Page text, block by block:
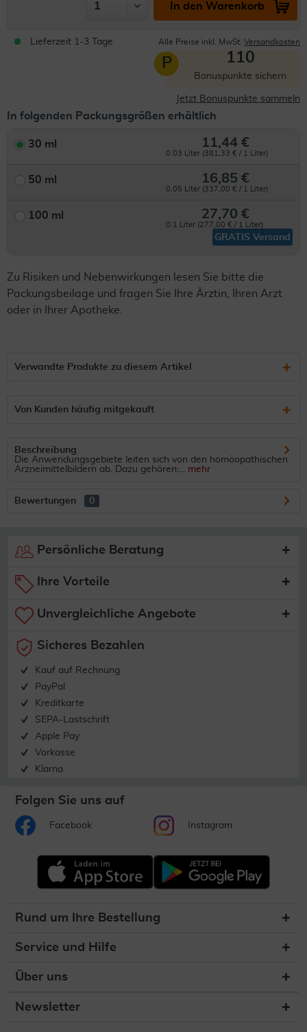
In den Warenkorb
Lieferzeit 1-3 Tage Alle Preise inkl. MwSt. Versandkosten
P 110
Bonuspunkte sichern
Jetzt Bonuspunkte sammeln
In folgenden Packungsgrößen erhältlich
30 ml 11,44 €
0.03 Liter (381,33 € / 1 Liter)
50 ml 16,85 €
0.05 Liter (337,00 € / 1 Liter)
100 ml 27,70 €
0.1 Liter (277,00 € / 1 Liter)
GRATIS Versand
Zu Risiken und Nebenwirkungen lesen Sie bitte die
Packungsbeilage und fragen Sie Ihre Ärztin, Ihren Arzt
oder in Ihrer Apotheke.
Verwandte Produkte zu diesem Artikel
Von Kunden häufig mitgekauft
Beschreibung
Die Anwendungsgebiete leiten sich von den homöopathischen
Arzneimittelbildern ab. Dazu gehören:... mehr
Bewertungen 0
Persönliche Beratung
Ihre Vorteile
Unvergleichliche Angebote
Sicheres Bezahlen
Kauf auf Rechnung
PayPal
Kreditkarte
SEPA-Lastschrift
Apple Pay
Vorkasse
Klarna
Folgen Sie uns auf
Facebook Instagram
Rund um Ihre Bestellung
Service und Hilfe
Über uns
Newsletter